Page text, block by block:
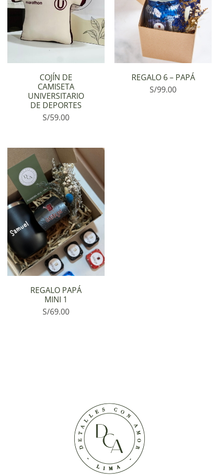
COJÍN DE
CAMISETA
UNIVERSITARIO
DE DEPORTES
S/59.00
REGALO 6 – PAPÁ
S/99.00
REGALO PAPÁ
MINI 1
S/69.00